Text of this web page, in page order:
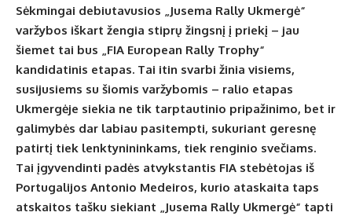
Sėkmingai debiutavusios „Jusema Rally Ukmergė“
varžybos iškart žengia stiprų žingsnį į priekį – jau
šiemet tai bus „FIA European Rally Trophy“
kandidatinis etapas. Tai itin svarbi žinia visiems,
susijusiems su šiomis varžybomis – ralio etapas
Ukmergėje siekia ne tik tarptautinio pripažinimo, bet ir
galimybės dar labiau pasitempti, sukuriant geresnę
patirtį tiek lenktynininkams, tiek renginio svečiams.
Tai įgyvendinti padės atvykstantis FIA stebėtojas iš
Portugalijos Antonio Medeiros, kurio ataskaita taps
atskaitos tašku siekiant „Jusema Rally Ukmergė“ tapti